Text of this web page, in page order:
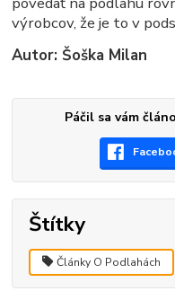
výrobcov, že je to v
Autor: Šoška Milan
Páčil sa vám
Štítky
Články O Podlahách